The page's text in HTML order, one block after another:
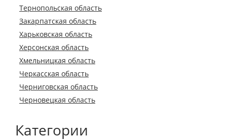
Тернопольская область
Закарпатская область
Харьковская область
Херсонская область
Хмельницкая область
Черкасская область
Черниговская область
Черновецкая область
Категории